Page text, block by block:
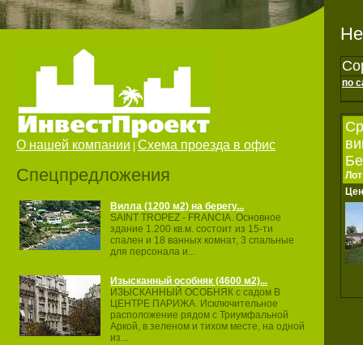
О нашей компании Схема проезда в офис
Спецпредложения
Вилла (1200 м2) на берегу...
SAINT TROPEZ ‐ FRANCIA. Основное
здание 1.200 кв.м. состоит из 15‐ти
спален и 18 ванных комнат, 3 спальные
для персонала и...
Изысканный особняк (4600 м2)...
ИЗЫСКАННЫЙ ОСОБНЯК с садом В
ЦЕНТРЕ ПАРИЖА. Исключительное
расположение рядом с Триумфальной
Аркой, в зеленом и тихом месте, на одной
из...
по